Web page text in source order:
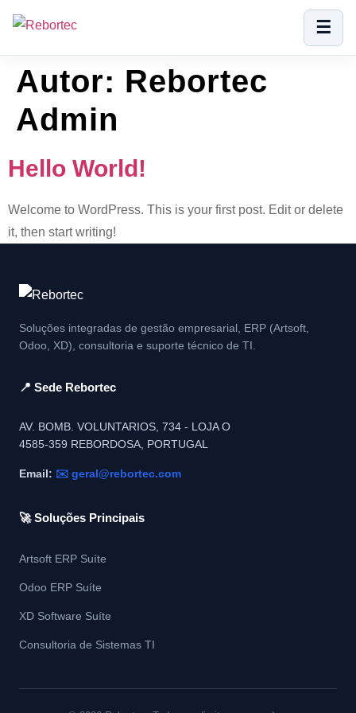
Autor: Rebortec
Admin
Hello World!
Welcome to WordPress. This is your first post. Edit or delete
it, then start writing!
☰
Soluções integradas de gestão empresarial, ERP (Artsoft,
Odoo, XD), consultoria e suporte técnico de TI.
📍 Sede Rebortec
AV. BOMB. VOLUNTARIOS, 734 - LOJA O
4585-359 REBORDOSA, PORTUGAL
Email: ✉️ geral@rebortec.com
🚀 Soluções Principais
Artsoft ERP Suíte
Odoo ERP Suíte
XD Software Suíte
Consultoria de Sistemas TI